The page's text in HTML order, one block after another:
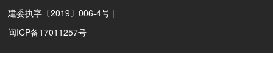
建委执字〔2019〕006-4号 |
闽ICP备17011257号